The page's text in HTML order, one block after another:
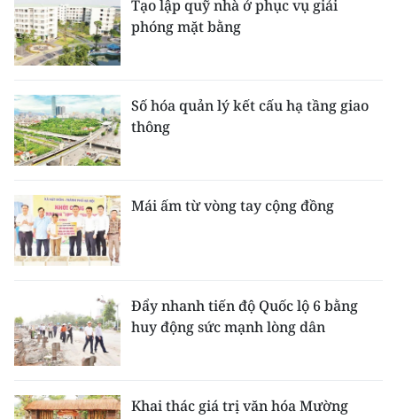
Tạo lập quỹ nhà ở phục vụ giải
phóng mặt bằng
Số hóa quản lý kết cấu hạ tầng giao
thông
Mái ấm từ vòng tay cộng đồng
Đẩy nhanh tiến độ Quốc lộ 6 bằng
huy động sức mạnh lòng dân
Khai thác giá trị văn hóa Mường